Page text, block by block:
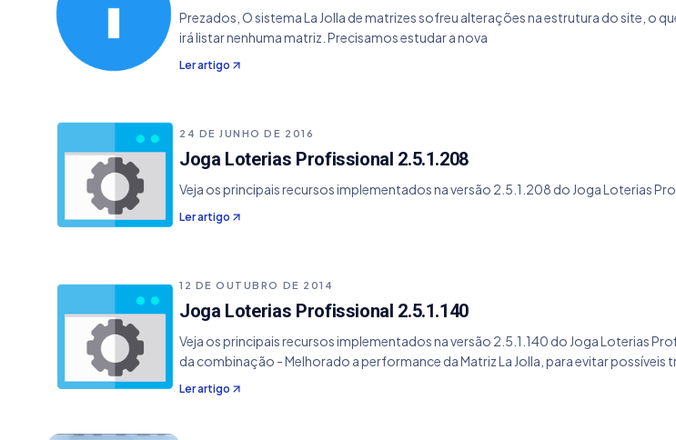
Prezados, O sistema La Jolla de matrizes sofreu alterações na estrutura do site, o
irá listar nenhuma matriz. Precisamos estudar a nova
Ler artigo
24 DE JUNHO DE 2016
Joga Loterias Profissional 2.5.1.208
Veja os principais recursos implementados na versão 2.5.1.208 do Joga Loterias
Ler artigo
12 DE OUTUBRO DE 2014
Joga Loterias Profissional 2.5.1.140
Veja os principais recursos implementados na versão 2.5.1.140 do Joga Loterias
da combinação - Melhorado a performance da Matriz La Jolla, para evitar possíveis
Ler artigo